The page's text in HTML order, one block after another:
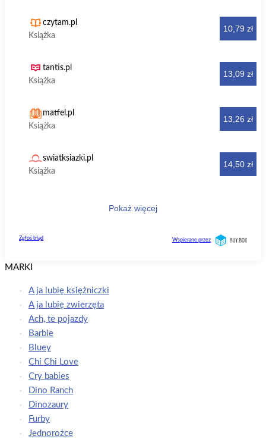
MARKI
A ja lubię księżniczki
A ja lubię zwierzęta
Ach, te pojazdy
Barbie
Bluey
Chi Chi Love
Cry babies
Dino Ranch
Dinozaury
Furby
Jednorożce